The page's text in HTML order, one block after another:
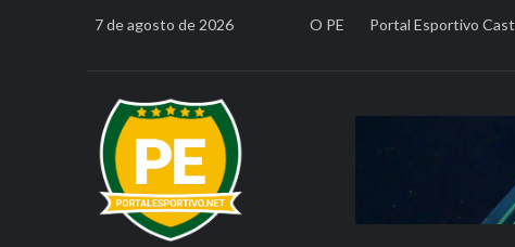
7 de agosto de 2026 O PE Portal Esportivo Cast